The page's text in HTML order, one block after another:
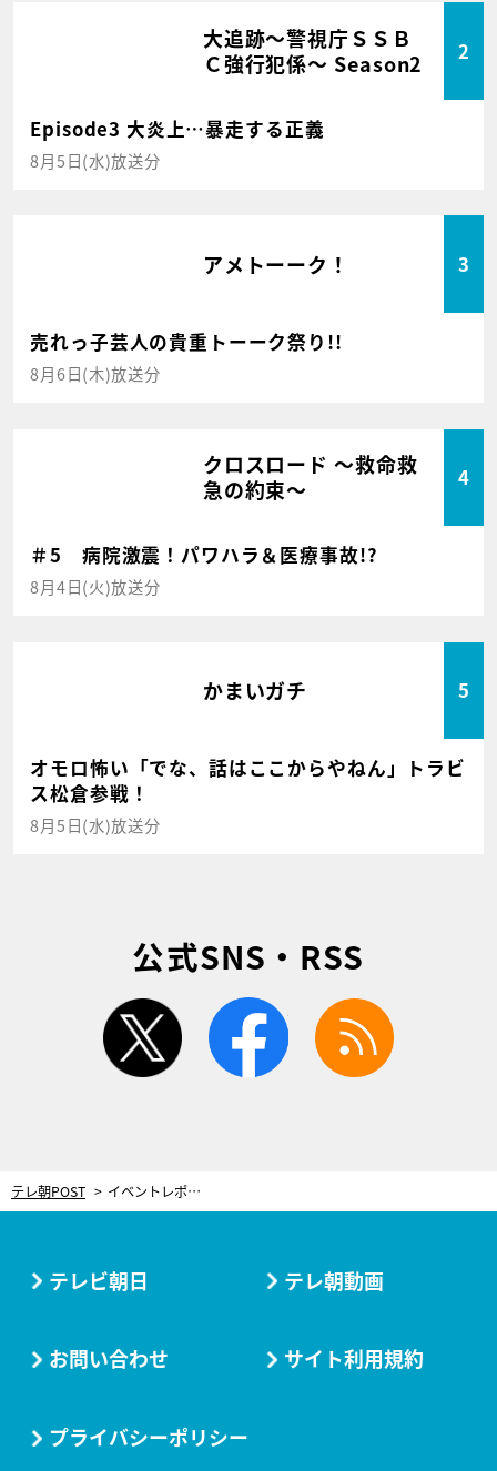
大追跡～警視庁ＳＳＢ
Ｃ強行犯係～ Season2
2
Episode3 大炎上…暴走する正義
8月5日(水)放送分
アメトーーク！ 3
売れっ子芸人の貴重トーーク祭り!!
8月6日(木)放送分
クロスロード ～救命救
急の約束～
4
＃5 病院激震！パワハラ＆医療事故!?
8月4日(火)放送分
かまいガチ 5
オモロ怖い「でな、話はここからやねん」トラビ
ス松倉参戦！
8月5日(水)放送分
公式SNS・RSS
twitter facebook
テレ朝POST イベントレポート
テレビ朝日 テレ朝動画
お問い合わせ サイト利用規約
プライバシーポリシー